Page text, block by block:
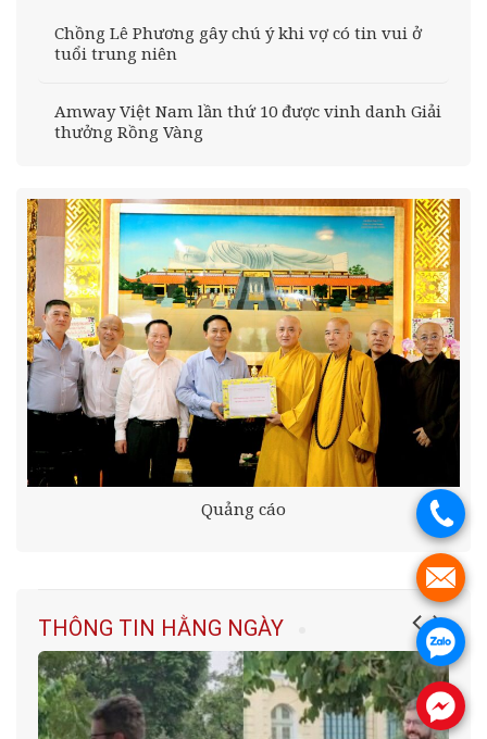
Chồng Lê Phương gây chú ý khi vợ có tin vui ở
tuổi trung niên
Amway Việt Nam lần thứ 10 được vinh danh Giải
thưởng Rồng Vàng
Quảng cáo
THÔNG TIN HẰNG NGÀY
.
.
.
.